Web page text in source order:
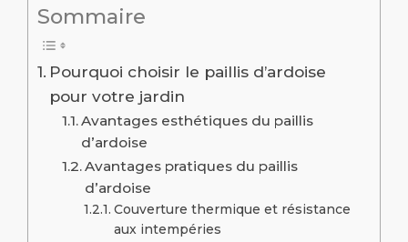
Sommaire
Pourquoi choisir le paillis d’ardoise
pour votre jardin
Avantages esthétiques du paillis
d’ardoise
Avantages pratiques du paillis
d’ardoise
Couverture thermique et résistance
aux intempéries